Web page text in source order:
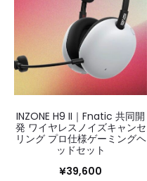
INZONE H9 II｜Fnatic 共同開
発 ワイヤレスノイズキャンセ
リング プロ仕様ゲーミングヘ
ッドセット
¥39,600